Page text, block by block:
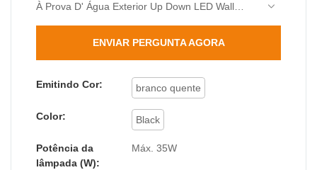
À Prova D' Água Exterior Up Down LED Wall
dos clientes, recebeu um bom feedback do
ENVIAR PERGUNTA AGORA
Emitindo Cor: branco quente
Color: Black
Potência da
lâmpada (W):
Máx. 35W